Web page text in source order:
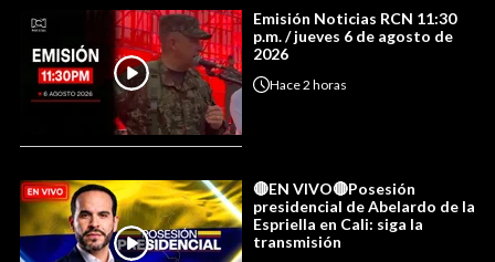
Emisión Noticias RCN 11:30
p.m. / jueves 6 de agosto de
2026
Hace2 horas
🔴EN VIVO🔴Posesión
presidencial de Abelardo de la
Espriella en Cali: siga la
transmisión